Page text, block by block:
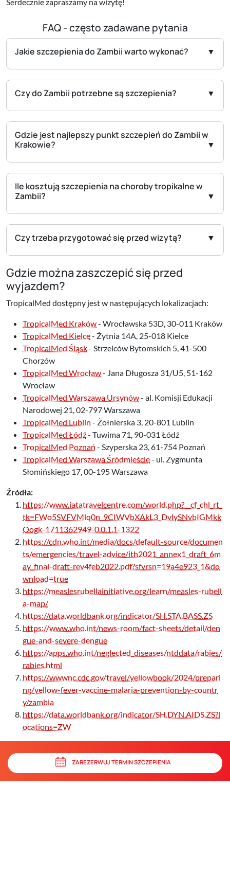
FAQ - często zadawane pytania
Jakie szczepienia do Zambii warto wykonać?
Czy do Zambii potrzebne są szczepienia?
Gdzie jest najlepszy punkt szczepień do Zambii w
Krakowie?
Ile kosztują szczepienia na choroby tropikalne w
Zambii?
Czy trzeba przygotować się przed wizytą?
Gdzie można zaszczepić się przed
wyjazdem?
TropicalMed dostępny jest w następujących lokalizacjach:
TropicalMed Kraków- Wrocławska 53D, 30-011 Kraków
TropicalMed Kielce- Żytnia 14A, 25-018 Kielce
TropicalMed Śląsk- Strzelców Bytomskich 5, 41-500
Chorzów
TropicalMed Wrocław- Jana Długosza 31/U5, 51-162
Wrocław
TropicalMed Warszawa Ursynów- al. Komisji Edukacji
Narodowej 21, 02-797 Warszawa
TropicalMed Lublin - Żołnierska 3, 20-801 Lublin
TropicalMed Łódź- Tuwima 71, 90-031 Łódź
TropicalMed Poznań - Szyperska 23, 61-754 Poznań
TropicalMed Warszawa Śródmieście- ul. Zygmunta
Słomińskiego 17, 00-195 Warszawa
Źródła:
https://www.iatatravelcentre.com/world.php?__cf_chl_rt_
tk=FWo5SVFVMlq0n_9CIWVbXAkL3_DvlySNvbIGMkk
Oogk-1711362949-0.0.1.1-1322
https://cdn.who.int/media/docs/default-source/documen
ts/emergencies/travel-advice/ith2021_annex1_draft_6m
ay_final-draft-rev4feb2022.pdf?sfvrsn=19a4e923_1&do
wnload=true
https://measlesrubellainitiative.org/learn/measles-rubell
a-map/
https://data.worldbank.org/indicator/SH.STA.BASS.ZS
https://www.who.int/news-room/fact-sheets/detail/den
gue-and-severe-dengue
https://apps.who.int/neglected_diseases/ntddata/rabies/
rabies.html
https://wwwnc.cdc.gov/travel/yellowbook/2024/prepari
ng/yellow-fever-vaccine-malaria-prevention-by-countr
y/zambia
https://data.worldbank.org/indicator/SH.DYN.AIDS.ZS?l
ocations=ZW
ZAREZERWUJ TERMIN SZCZEPIENIA